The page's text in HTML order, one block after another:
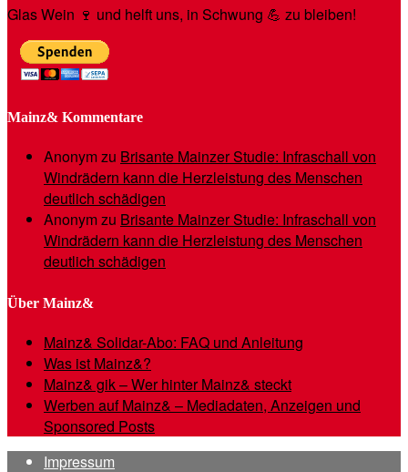
Glas Wein 🍷 und helft uns, in Schwung 💪 zu bleiben!
Mainz& Kommentare
Anonymzu Brisante Mainzer Studie: Infraschall von
Windrädern kann die Herzleistung des Menschen
deutlich schädigen
Anonymzu Brisante Mainzer Studie: Infraschall von
Windrädern kann die Herzleistung des Menschen
deutlich schädigen
Über Mainz&
Mainz& Solidar-Abo: FAQ und Anleitung
Was ist Mainz&?
Mainz& gik – Wer hinter Mainz& steckt
Werben auf Mainz& – Mediadaten, Anzeigen und
Sponsored Posts
Impressum